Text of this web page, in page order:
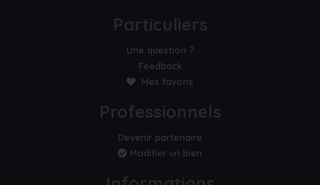
Particuliers
Une question ?
Feedback
Mes favoris
Professionnels
Devenir partenaire
Modifier un bien